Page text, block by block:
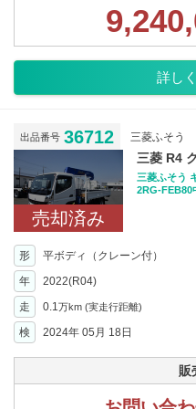
詳し
出品番号 36712 三菱ふそう
売却済み
三菱 R4
三菱ふそう
2RG-FEB80
形 平ボディ（クレーン付）
年
2022(R04)
走 0.1万km (実走行距離)
検
2024年 05月 18日
販